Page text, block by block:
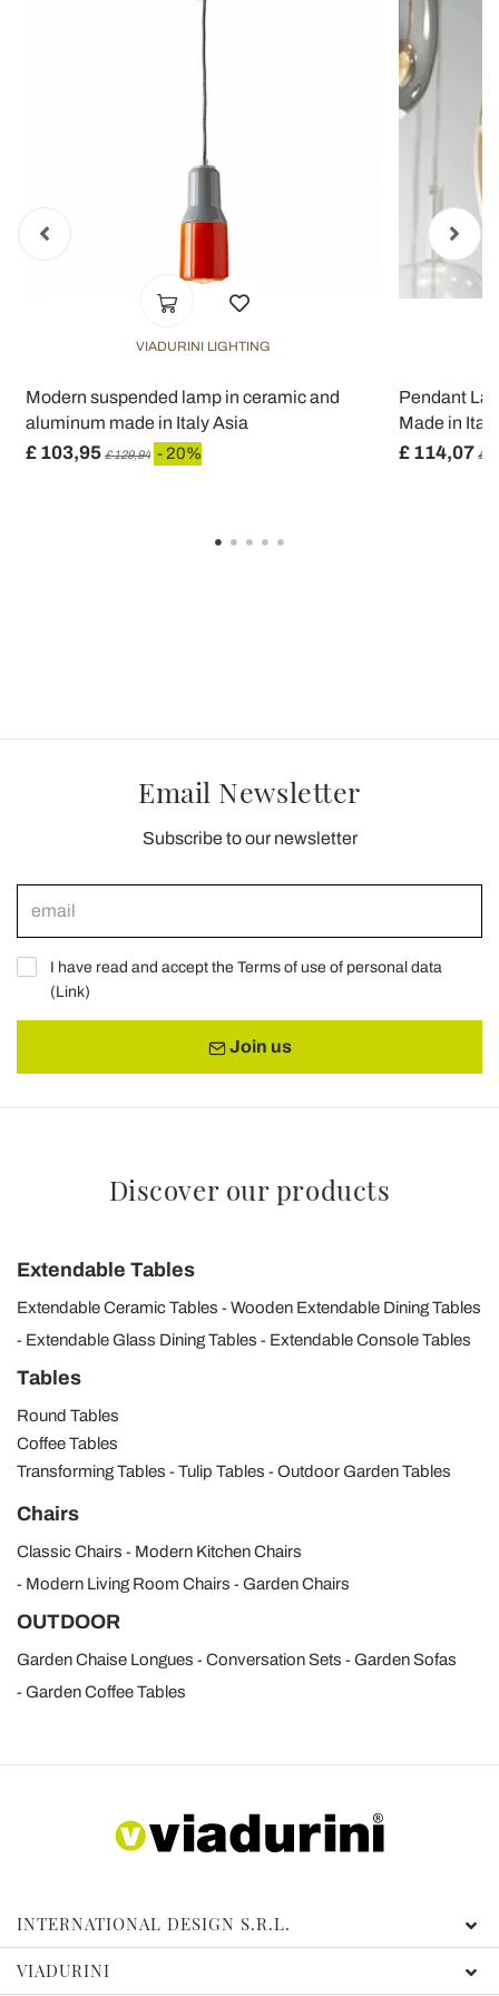
VIADURINI LIGHTING
Modern suspended lamp in ceramic and
aluminum made in Italy Asia
£ 103,95 £ 129,94 - 20%
Pendant
Made in
£ 114,07 £
Email Newsletter
Subscribe to our newsletter
I have read and accept the Terms of use of personal data
(Link)
Join us
Discover our products
Extendable Tables
Extendable Ceramic Tables
Wooden Extendable Dining Tables
Extendable Glass Dining Tables
Extendable Console Tables
Tables
Round Tables
Coffee Tables
Transforming Tables
Tulip Tables Outdoor Garden Tables
Chairs
Classic Chairs
Modern Kitchen Chairs
Modern Living Room Chairs
Garden Chairs
OUTDOOR
Garden Chaise Longues Conversation Sets
Garden Sofas
Garden Coffee Tables
INTERNATIONAL DESIGN S.R.L.
VIADURINI